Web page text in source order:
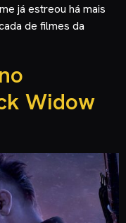
já estreou há mais
de filmes da
Widow